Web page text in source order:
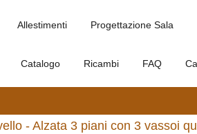
Allestimenti Progettazione Sala
Catalogo Ricambi FAQ
- Alzata 3 piani con 3 vassoi